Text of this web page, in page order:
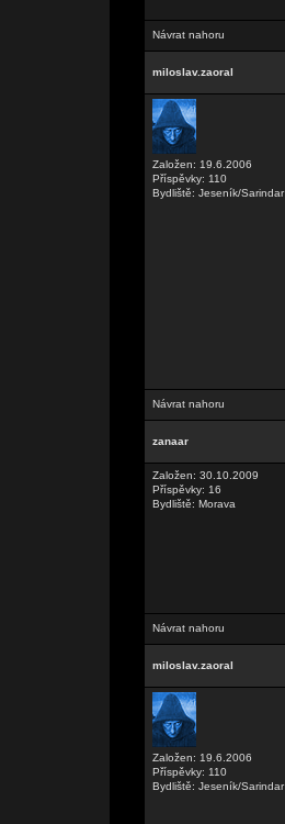
Návrat nahoru
miloslav.zaoral
Založen: 19.6.2006
Příspěvky: 110
Bydliště: Jeseník/Sarindar
Návrat nahoru
zanaar
Založen: 30.10.2009
Příspěvky: 16
Bydliště: Morava
Návrat nahoru
miloslav.zaoral
Založen: 19.6.2006
Příspěvky: 110
Bydliště: Jeseník/Sarindar